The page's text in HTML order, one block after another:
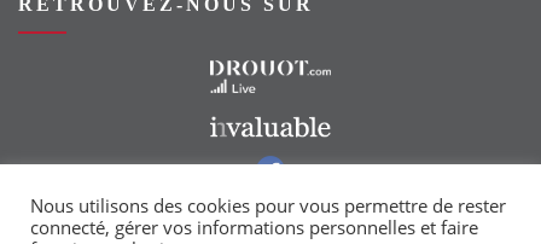
RETROUVEZ-NOUS SUR
Vers notre groupe Facebook
Nous utilisons des cookies pour vous permettre de rester
connecté, gérer vos informations personnelles et faire